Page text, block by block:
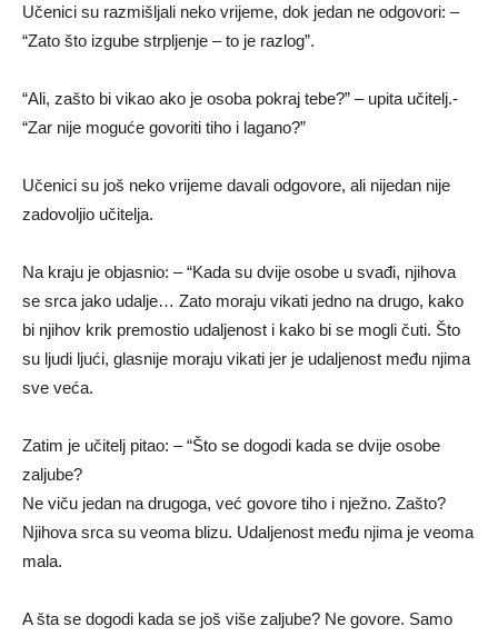
Učenici su razmišljali neko vrijeme, dok jedan ne odgovori: –
“Zato što izgube strpljenje – to je razlog”.
“Ali, zašto bi vikao ako je osoba pokraj tebe?” – upita učitelj.-
“Zar nije moguće govoriti tiho i lagano?”
Učenici su još neko vrijeme davali odgovore, ali nijedan nije
zadovoljio učitelja.
Na kraju je objasnio: – “Kada su dvije osobe u svađi, njihova
se srca jako udalje… Zato moraju vikati jedno na drugo, kako
bi njihov krik premostio udaljenost i kako bi se mogli čuti. Što
su ljudi ljući, glasnije moraju vikati jer je udaljenost među njima
sve veća.
Zatim je učitelj pitao: – “Što se dogodi kada se dvije osobe
zaljube?
Ne viču jedan na drugoga, već govore tiho i nježno. Zašto?
Njihova srca su veoma blizu. Udaljenost među njima je veoma
mala.
A šta se dogodi kada se još više zaljube? Ne govore. Samo